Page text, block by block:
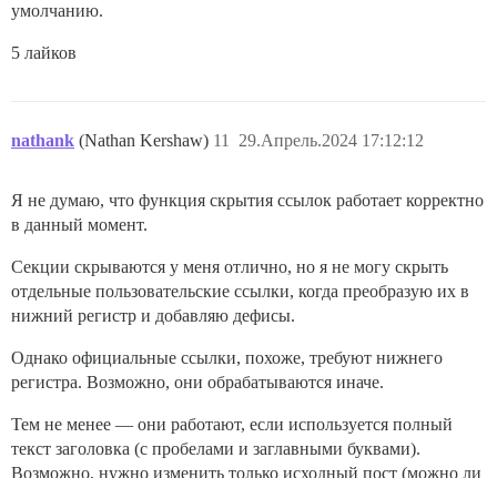
умолчанию.
5 лайков
nathank (Nathan Kershaw) 29.Апрель.2024 17:12:12
11
Я не думаю, что функция скрытия ссылок работает корректно
в данный момент.
Секции скрываются у меня отлично, но я не могу скрыть
отдельные пользовательские ссылки, когда преобразую их в
нижний регистр и добавляю дефисы.
Однако официальные ссылки, похоже, требуют нижнего
регистра. Возможно, они обрабатываются иначе.
Тем не менее — они работают, если используется полный
текст заголовка (с пробелами и заглавными буквами).
Возможно, нужно изменить только исходный пост (можно ли